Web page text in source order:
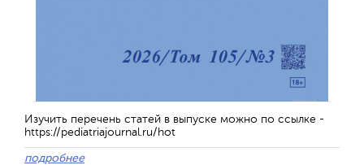
Изучить перечень статей в выпуске можно по ссылке -
https://pediatriajournal.ru/hot
подробнее